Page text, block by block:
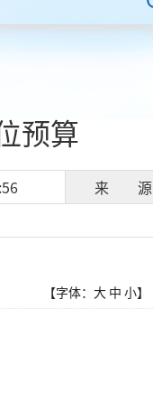
预算
来 源
【字体： 大 中 小】